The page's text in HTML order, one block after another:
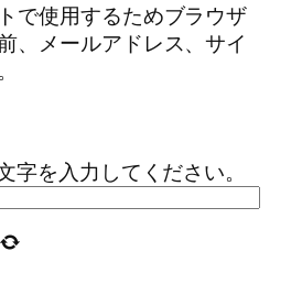
で使用するためブラウザ
、メールアドレス、サイ
字を入力してください。